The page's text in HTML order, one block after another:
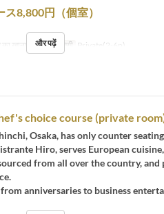
8,800円（個室）
का खाना सीट की श्रेणी Private(2-6p)
और पढ़ें
choice course (private
Osaka, has only counter
Hiro, serves European
from all over the country, and
anniversaries to business